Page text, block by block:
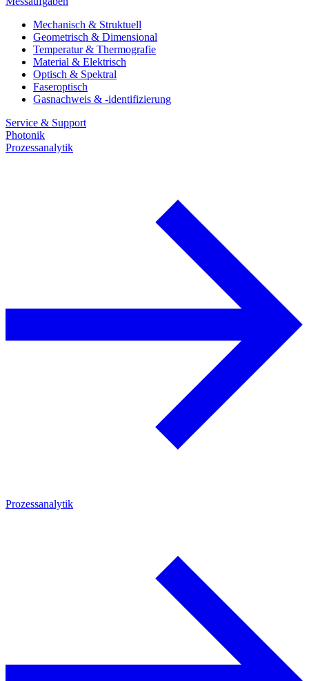
Mechanisch & Struktuell
Geometrisch & Dimensional
Temperatur & Thermografie
Material & Elektrisch
Optisch & Spektral
Faseroptisch
Gasnachweis & -identifizierung
Service & Support
Photonik
Prozessanalytik
Prozessanalytik